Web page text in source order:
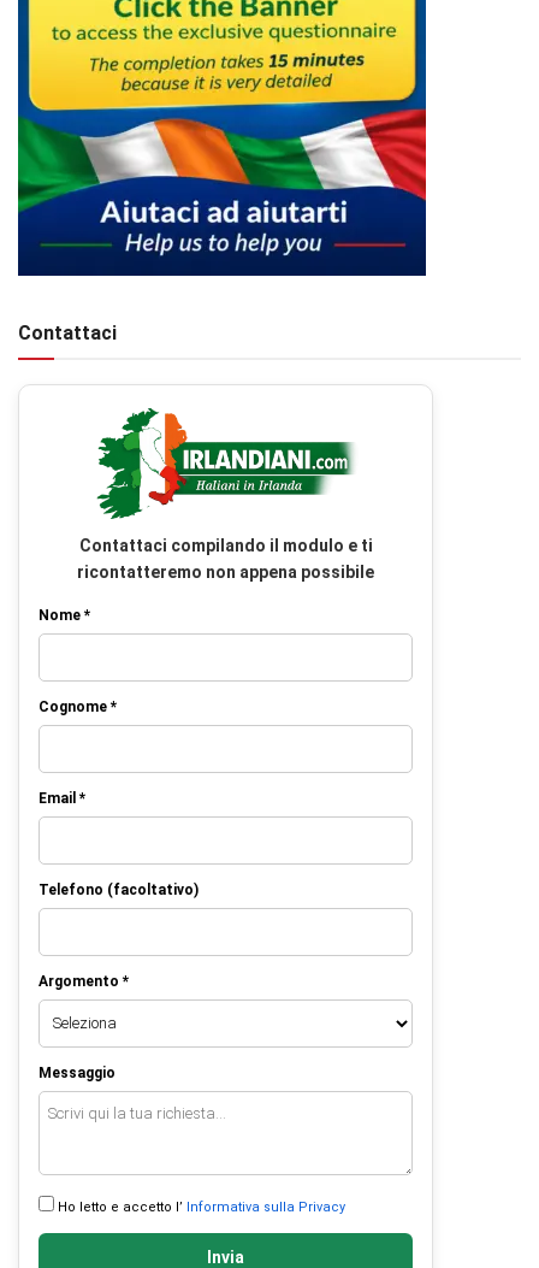
Contattaci
Contattaci compilando il modulo e ti
ricontatteremo non appena possibile
Nome *
Cognome *
Email *
Telefono (facoltativo)
Argomento *
Messaggio
Ho letto e accetto l’ Informativa sulla Privacy
Invia